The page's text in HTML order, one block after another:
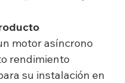
motor asíncrono
rendimiento
su instalación en